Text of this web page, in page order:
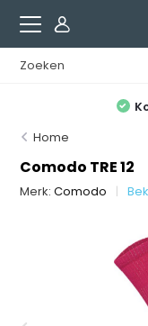
Home
Comodo TRE 12
Merk:Comodo